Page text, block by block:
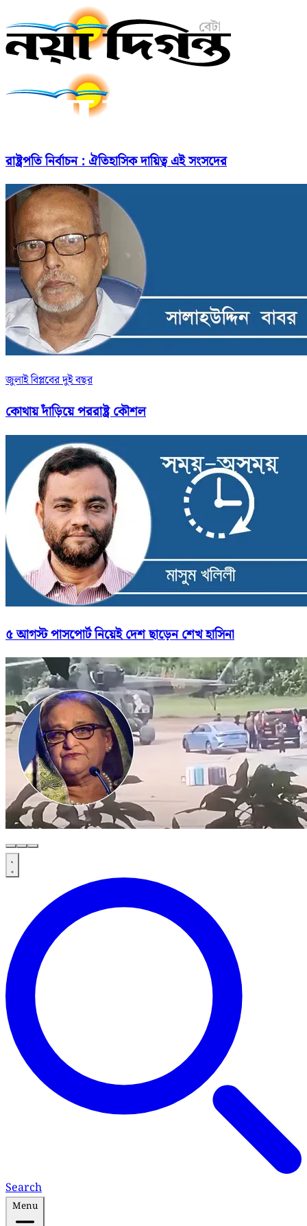
রাষ্ট্রপতি নির্বাচন : ঐতিহাসিক দায়িত্ব এই সংসদের
জুলাই বিপ্লবের দুই বছর
কোথায় দাঁড়িয়ে পররাষ্ট্র কৌশল
৫ আগস্ট পাসপোর্ট নিয়েই দেশ ছাড়েন শেখ হাসিনা
Search
Menu